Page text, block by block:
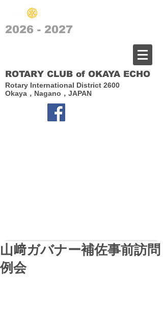
2026 - 2027
ROTARY CLUB of OKAYA ECHO
Rotary International District 2600
Okaya，Nagano，JAPAN
山﨑ガバナー補佐事前訪問
例会